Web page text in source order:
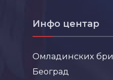
Инфо центар
Омладинских
Београд